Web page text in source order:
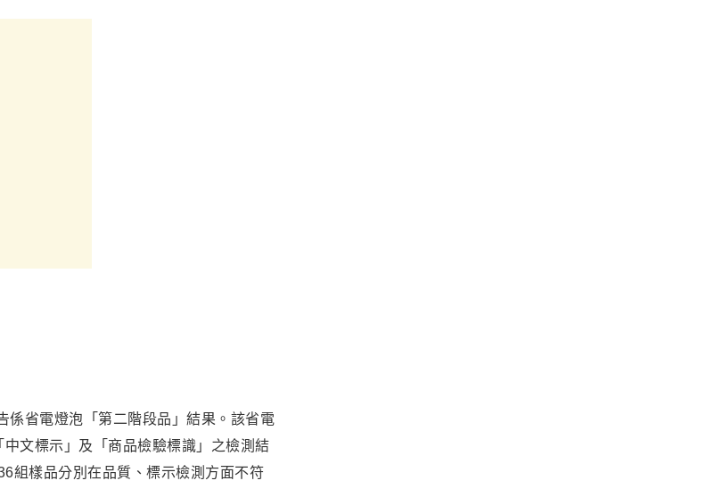
係省電燈泡「第二階段品」結果。該省電
中文標示」及「商品檢驗標識」之檢測結
組樣品分別在品質、標示檢測方面不符